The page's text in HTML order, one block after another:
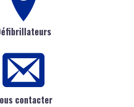
contacter